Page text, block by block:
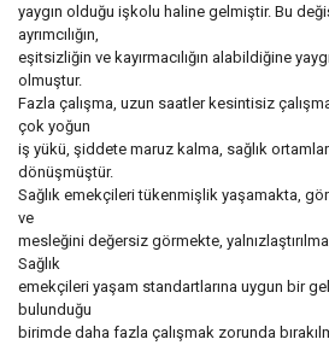
yaygın olduğu işkolu haline gelmiştir. Bu
ayrımcılığın,
eşitsizliğin ve kayırmacılığın alabildiğine
olmuştur.
Fazla çalışma, uzun saatler kesintisiz
çok yoğun
iş yükü, şiddete maruz kalma, sağlık
dönüşmüştür.
Sağlık emekçileri tükenmişlik yaşamakta,
ve
mesleğini değersiz görmekte,
Sağlık
emekçileri yaşam standartlarına uygun bir
bulunduğu
birimde daha fazla çalışmak zorunda